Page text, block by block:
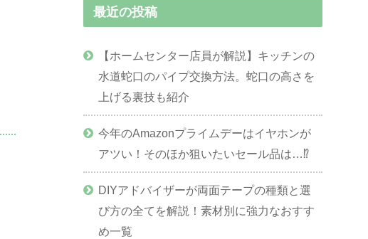
最近の投稿
【ホームセンター店員が解説】キッチンの
水道蛇口のパイプ交換方法。蛇口の高さを
上げる裏技も紹介
今年のAmazonプライムデーはイヤホンが
アツい！そのほか狙いたいセール品は…⁉
DIYアドバイザーが両面テープの種類と選
び方の全てを解説！素材別に強力なおすす
め一覧